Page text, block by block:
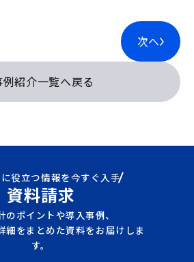
例紹介一覧へ戻る
次へ
役立つ情報を今すぐ入手
資料請求
のポイントや導入事例、
細をまとめた資料をお届けしま
す。